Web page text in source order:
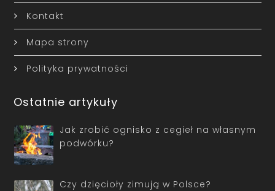
Kontakt
Mapa strony
Polityka prywatności
Ostatnie artykuły
Jak zrobić ognisko z cegieł na własnym
podwórku?
Czy dzięcioły zimują w Polsce?